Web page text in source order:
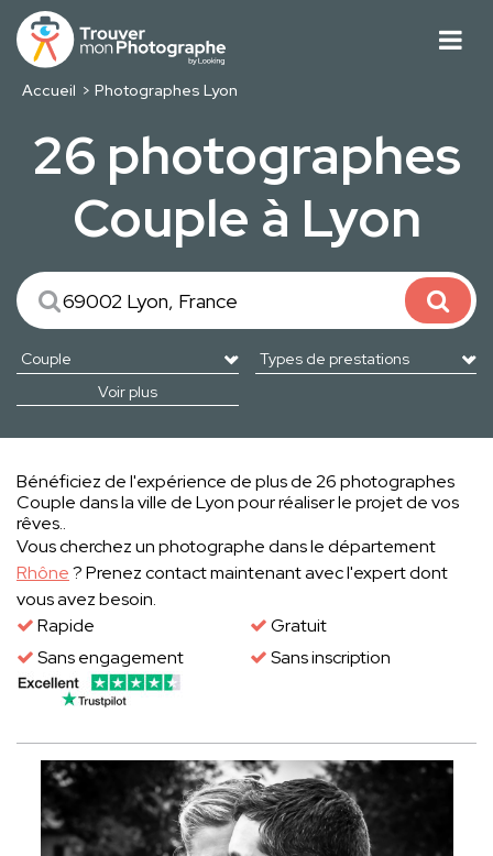
Accueil Photographes Lyon
26 photographes
Couple à Lyon
Voir plus
Bénéficiez de l'expérience de plus de 26 photographes
Couple dans la ville de Lyon pour réaliser le projet de vos
rêves..
Vous cherchez un photographe dans le département
Rhône? Prenez contact maintenant avec l'expert dont
vous avez besoin.
Rapide
Gratuit
Sans engagement
Sans inscription